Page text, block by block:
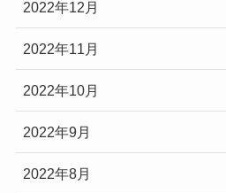
2022年12月
2022年11月
2022年10月
2022年9月
2022年8月